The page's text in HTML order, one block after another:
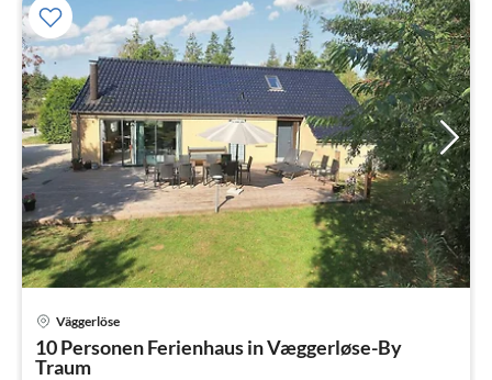
Väggerlöse
10 Personen Ferienhaus in Væggerløse-By
Traum